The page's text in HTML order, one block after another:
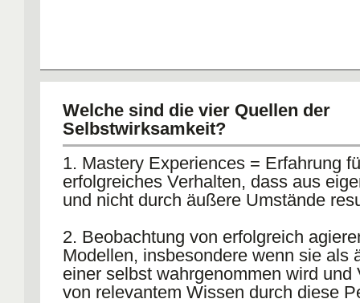
Welche sind die vier Quellen der
Selbstwirksamkeit?
1. Mastery Experiences = Erfahrung
erfolgreiches Verhalten, dass aus
und nicht durch äußere Umstände
2. Beobachtung von erfolgreich
Modellen, insbesondere wenn sie als
einer selbst wahrgenommen wird und
von relevantem Wissen durch diese